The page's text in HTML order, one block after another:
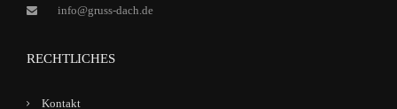
info@gruss-dach.de
RECHTLICHES
Kontakt